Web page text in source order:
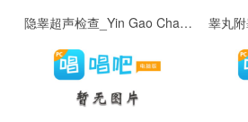
隐睾超声检查_Yin Gao Chao Sheng Jian Cha